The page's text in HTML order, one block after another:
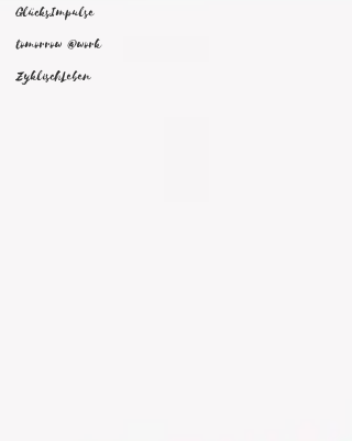
GlücksImpulse
tomorrow @work
ZyklischLeben